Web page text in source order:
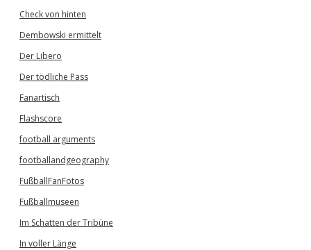
Check von hinten
Dembowski ermittelt
Der Libero
Der tödliche Pass
Fanartisch
Flashscore
football arguments
footballandgeography
FußballFanFotos
Fußballmuseen
Im Schatten der Tribüne
In voller Länge